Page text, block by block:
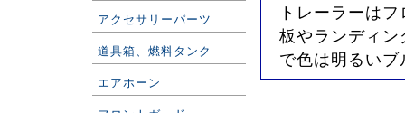
アクセサリーパーツ
道具箱、燃料タンク
エアホーン
トレーラーは
板やランディ
で色は明るい